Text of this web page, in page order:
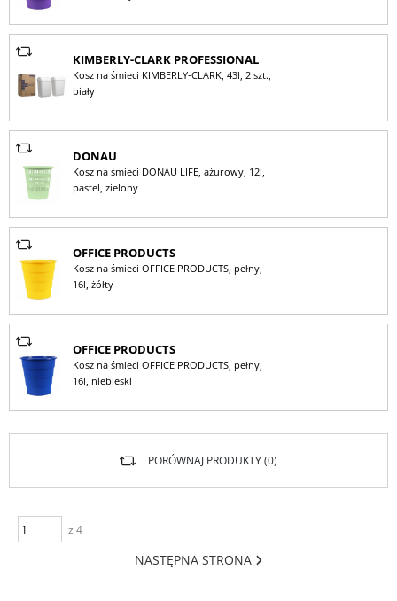
KIMBERLY-CLARK PROFESSIONAL
Kosz na śmieci KIMBERLY-CLARK, 43l, 2 szt.,
biały
DONAU
Kosz na śmieci DONAU LIFE, ażurowy, 12l,
pastel, zielony
OFFICE PRODUCTS
Kosz na śmieci OFFICE PRODUCTS, pełny,
16l, żółty
OFFICE PRODUCTS
Kosz na śmieci OFFICE PRODUCTS, pełny,
16l, niebieski
z 4
PORÓWNAJ PRODUKTY (0)
NASTĘPNA STRONA